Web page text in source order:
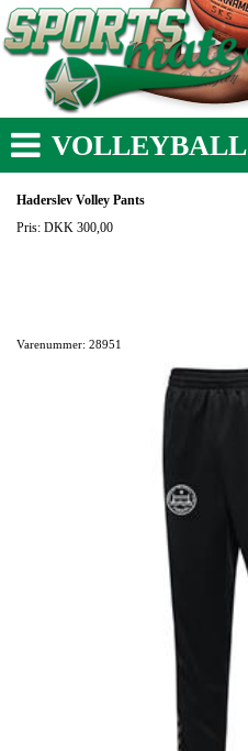
VOLLEYBALL
Haderslev Volley Pants
Pris: DKK 300,00
Varenummer: 28951